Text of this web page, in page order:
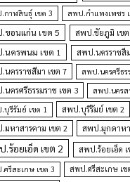
กาฬสินธุ์ เขต 3 สพป.กำแพงเพชร
ขอนแก่น เขต 5 สพป.ชัยภูมิ เขต
นครพนม เขต 1
สพป.นครราชสี
นครราชสีมา เขต 7
สพป.นครศรีธร
ครศรีธรรมราช เขต 3 สพป.นครส
รีรัมย์ เขต 1
สพป.บุรีรัมย์ เขต 2
มหาสารคาม เขต 2
สพป.มุกดาห
ร้อยเอ็ด เขต 2 สพป.ร้อยเอ็ด เ
รีสะเกษ เขต 3 สพป.ศรีสะเกษ เข